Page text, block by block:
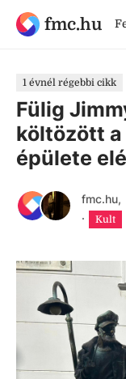
fmc.hu
1 évnél régebbi cikk
Fülig
költözött a
épülete elé
fmc.hu,
·
Kult